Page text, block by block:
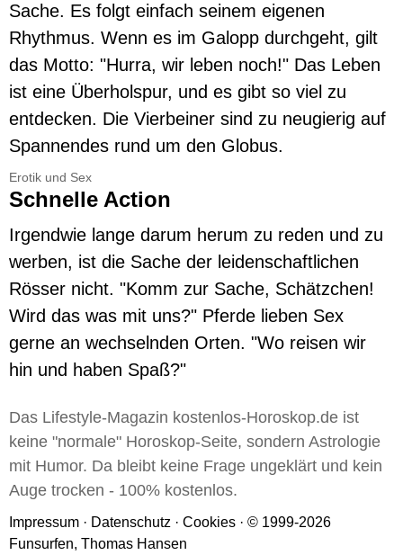
Sache. Es folgt einfach seinem eigenen
Rhythmus. Wenn es im Galopp durchgeht, gilt
das Motto: "Hurra, wir leben noch!" Das Leben
ist eine Überholspur, und es gibt so viel zu
entdecken. Die Vierbeiner sind zu neugierig auf
Spannendes rund um den Globus.
Erotik und Sex
Schnelle Action
Irgendwie lange darum herum zu reden und zu
werben, ist die Sache der leidenschaftlichen
Rösser nicht. "Komm zur Sache, Schätzchen!
Wird das was mit uns?" Pferde lieben Sex
gerne an wechselnden Orten. "Wo reisen wir
hin und haben Spaß?"
Das Lifestyle-Magazin kostenlos-Horoskop.de ist
keine "normale" Horoskop-Seite, sondern Astrologie
mit Humor. Da bleibt keine Frage ungeklärt und kein
Auge trocken - 100% kostenlos.
Impressum · Datenschutz · Cookies · © 1999-2026
Funsurfen, Thomas Hansen